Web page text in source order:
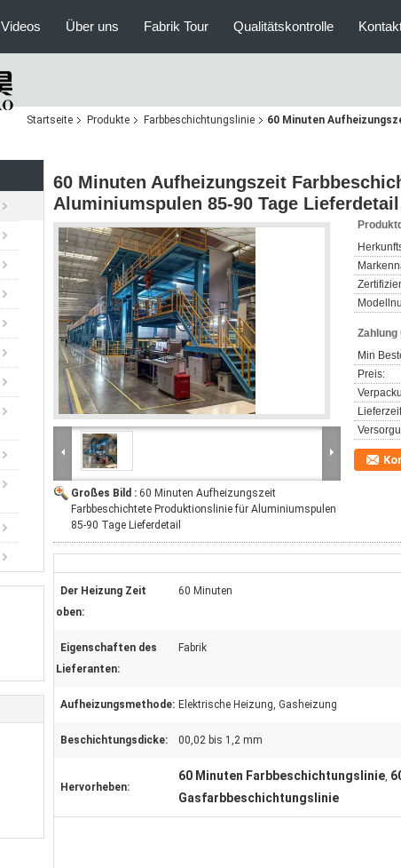
Videos Über uns Fabrik Tour Qualitätskontrolle
Startseite
Produkte Farbbeschichtungslinie 60 Minuten
60 Minuten Aufheizungszeit
Aluminiumspulen 85-90 Tage Lieferdetail
Großes Bild : 60 Minuten Aufheizungszeit
Farbbeschichtete Produktionslinie für Aluminiumspulen
85-90 Tage Lieferdetail
Zahlung
Min
Preis:
Der Heizung Zeit
oben:
60 Minuten
Eigenschaften des
Lieferanten:
Fabrik
Aufheizungsmethode: Elektrische Heizung, Gasheizung
Beschichtungsdicke: 00,02 bis 1,2 mm
Hervorheben:
60 Minuten Farbbeschichtungslinie,
Gasfarbbeschichtungslinie